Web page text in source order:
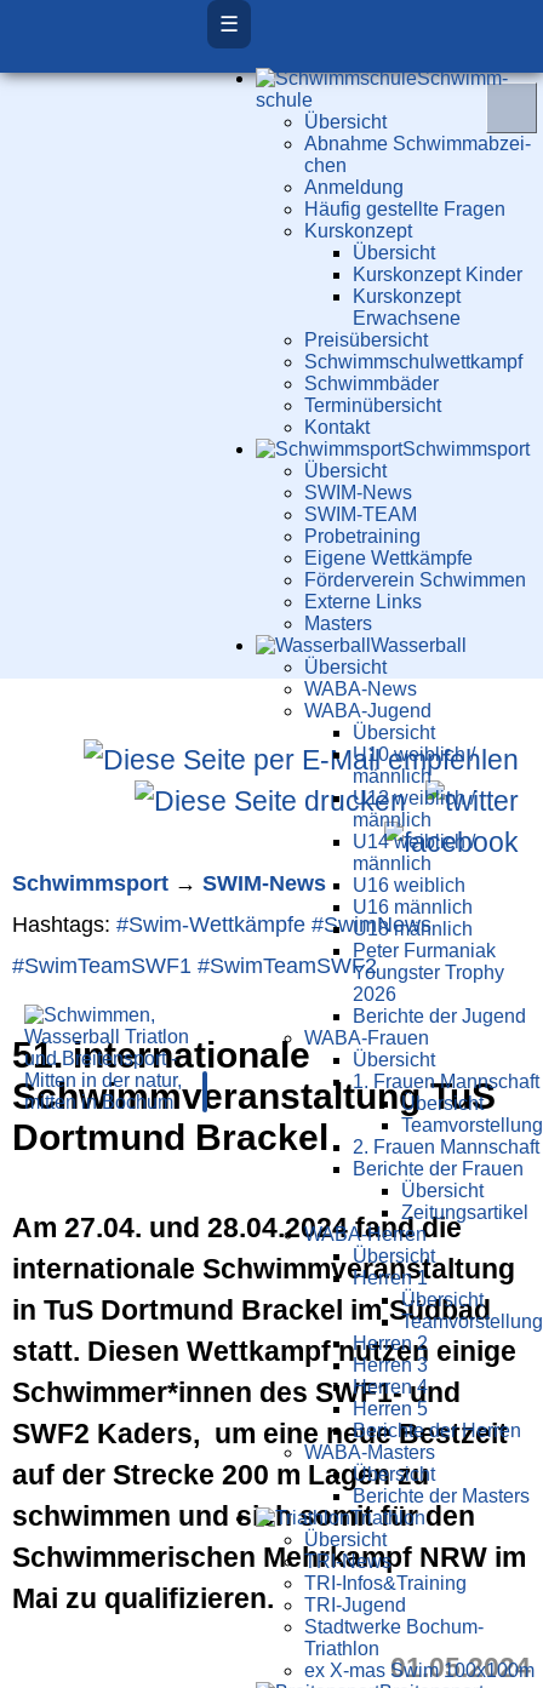
☰
Schwimm­
schule
Übersicht
Ab­nah­me Schwimm­ab­zei­
chen
Anmeldung
Häufig gestellte Fragen
Kurs­konzept
Übersicht
Kurskonzept Kinder
Kurskonzept
Erwachsene
Preis­über­sicht
Schwimm­schul­wett­kampf
Schwimm­bäder
Terminübersicht
Kontakt
Schwimm­sport
Übersicht
SWIM-News
SWIM-TEAM
Probe­training
Eigene Wettkämpfe
Förderverein Schwimmen
Externe Links
Masters
Wasser­ball
Übersicht
WABA-News
WABA-Jugend
Übersicht
U10 weiblich /
männlich
U12 weiblich /
männlich
U14 weiblich /
männlich
U16 weiblich
U16 männlich
U18 männlich
Peter Furmaniak
Youngster Trophy
2026
Berichte der Jugend
WABA-Frauen
Übersicht
1. Frauen Mannschaft
Übersicht
Teamvorstellung
2. Frauen Mannschaft
Berichte der Frauen
Übersicht
Zeitungsartikel
WABA-Herren
Übersicht
Herren 1
Übersicht
Teamvorstellung
Herren 2
Herren 3
Herren 4
Herren 5
Berichte der Herren
WABA-Masters
Übersicht
Berichte der Masters
Triathlon
Übersicht
TRI-News
TRI-Infos&Training
TRI-Jugend
Stadtwerke Bochum-
Triathlon
ex X-mas Swim 100x100m
Schwimm­sport → SWIM-News
Hashtags: #Swim-Wett­kämpfe #SwimNews
#SwimTeamSWF1 #SwimTeamSWF2
51. internationale
Schwimmveranstaltung TuS
Dortmund Brackel
Am 27.04. und 28.04.2024 fand die
internationale Schwimmveranstaltung
in TuS Dortmund Brackel im Südbad
statt. Diesen Wettkampf nutzen einige
Schwimmer*innen des SWF1- und
SWF2 Kaders, um eine neue Bestzeit
auf der Strecke 200 m Lagen zu
schwimmen und sich somit für den
Schwimmerischen Mehrkampf NRW im
Mai zu qualifizieren.
01.05.2024